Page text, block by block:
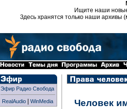
Ищите наши
Здесь хранятся только наши архивы
Эфир Радио Свобода
RealAudio WinMedia Человек